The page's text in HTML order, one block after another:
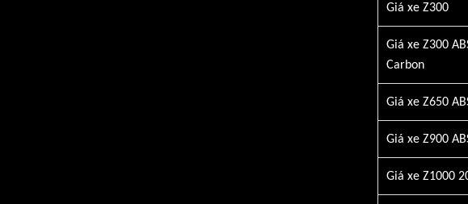
Giá xe Z300
Giá xe Z300
Carbon
Giá xe Z650
Giá xe Z900
Giá xe Z1000